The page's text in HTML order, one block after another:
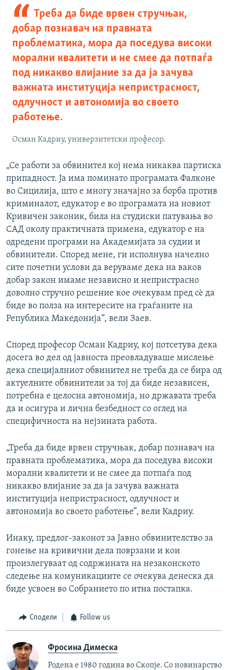
Треба да биде врвен стручњак,
добар познавач на правната
проблематика, мора да поседува високи
морални квалитети и не смее да потпаѓа
под никакво влијание за да ја зачува
важната институција непристрасност,
одлучност и автономија во своето
работење.
Осман Кадриу, универзитетски професор.
„Се работи за обвинител кој нема никаква партиска
припадност. Ја има поминато програмата Фалконе
во Сицилија, што е многу значајно за борба против
криминалот, едукатор е во програмата на новиот
Кривичен законик, била на студиски патувања во
САД околу практичната примена, едукатор е на
одредени програми на Академијата за судии и
обвинители. Според мене, ги исполнува начелно
сите почетни услови да веруваме дека на ваков
добар закон имаме независно и непристрасно
доволно стручно решение кое очекувам пред сè да
биде во полза на интересите на граѓаните на
Република Македонија“, вели Заев.
Според професор Осман Кадриу, кој потсетува дека
досега во дел од јавноста преовладуваше мислење
дека специјалниот обвинител не треба да се бира од
актуелните обвинители за тој да биде независен,
потребна е целосна автономија, но државата треба
да и осигура и лична безбедност со оглед на
специфичноста на нејзината работа.
„Треба да биде врвен стручњак, добар познавач на
правната проблематика, мора да поседува високи
морални квалитети и не смее да потпаѓа под
никакво влијание за да ја зачува важната
институција непристрасност, одлучност и
автономија во своето работење“, вели Кадриу.
Инаку, предлог-законот за Јавно обвинителство за
гонење на кривични дела поврзани и кои
произлегуваат од содржината на незаконското
следење на комуникациите се очекува денеска да
биде усвоен во Собранието по итна постапка.
Сподели Follow us
Фросина Димеска
Родена е 1980 година во Скопје. Со новинарство